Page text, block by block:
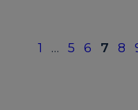
1 … 5 6 7 8